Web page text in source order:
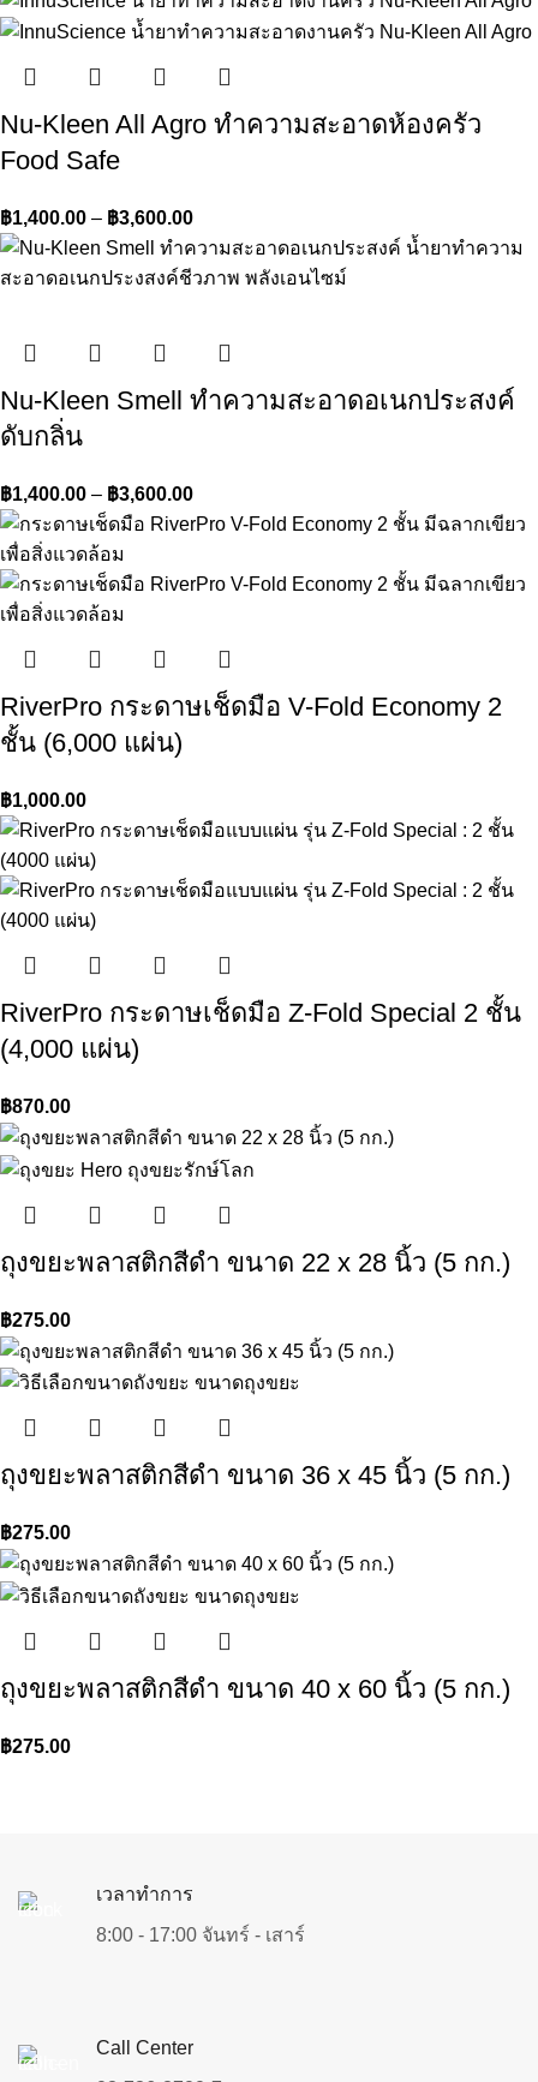
Nu-Kleen All Agro ทำความสะอาดห้องครัว
Food Safe
฿1,400.00 – ฿3,600.00
Nu-Kleen Smell ทำความสะอาดอเนกประสงค์
ดับกลิ่น
฿1,400.00 – ฿3,600.00
RiverPro กระดาษเช็ดมือ V-Fold Economy 2
ชั้น (6,000 แผ่น)
฿1,000.00
RiverPro กระดาษเช็ดมือ Z-Fold Special 2 ชั้น
(4,000 แผ่น)
฿870.00
ถุงขยะพลาสติกสีดำ ขนาด 22 x 28 นิ้ว (5 กก.)
฿275.00
ถุงขยะพลาสติกสีดำ ขนาด 36 x 45 นิ้ว (5 กก.)
฿275.00
ถุงขยะพลาสติกสีดำ ขนาด 40 x 60 นิ้ว (5 กก.)
฿275.00
เวลาทำการ
8:00 - 17:00 จันทร์ - เสาร์
Call Center